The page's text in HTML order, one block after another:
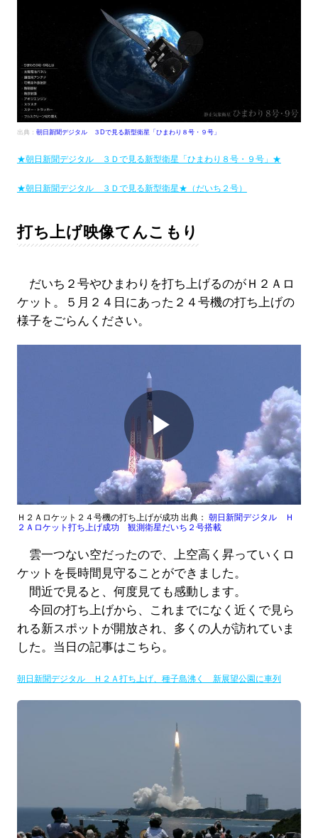
出典： 朝日新聞デジタル ３Dで見る新型衛星「ひまわり８号・９号」
★朝日新聞デジタル ３Ｄで見る新型衛星「ひまわり８号・９号」★
★朝日新聞デジタル ３Ｄで見る新型衛星★（だいち２号）
打ち上げ映像てんこもり
だいち２号やひまわりを打ち上げるのがＨ２Ａロ
ケット。５月２４日にあった２４号機の打ち上げの
様子をごらんください。
Play
Video
Ｈ２Ａロケット２４号機の打ち上げが成功 出典： 朝日新聞デジタル Ｈ
２Ａロケット打ち上げ成功 観測衛星だいち２号搭載
雲一つない空だったので、上空高く昇っていくロ
ケットを長時間見守ることができました。
間近で見ると、何度見ても感動します。
今回の打ち上げから、これまでになく近くで見ら
れる新スポットが開放され、多くの人が訪れていま
した。当日の記事はこちら。
朝日新聞デジタル Ｈ２Ａ打ち上げ、種子島沸く 新展望公園に車列